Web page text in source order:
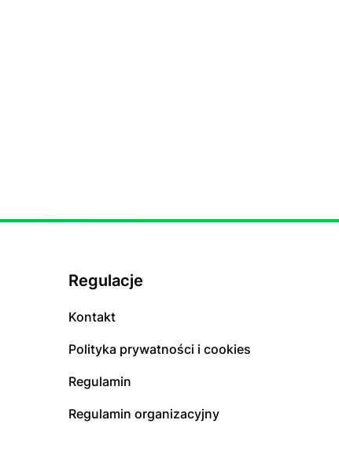
Regulacje
Kontakt
Polityka prywatności i cookies
Regulamin
Regulamin organizacyjny